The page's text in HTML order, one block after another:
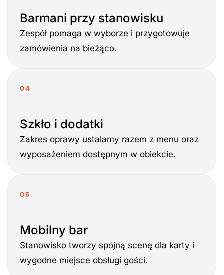
Barmani przy stanowisku
Zespół pomaga w wyborze i przygotowuje
zamówienia na bieżąco.
04
Szkło i dodatki
Zakres oprawy ustalamy razem z menu oraz
wyposażeniem dostępnym w obiekcie.
05
Mobilny bar
Stanowisko tworzy spójną scenę dla karty i
wygodne miejsce obsługi gości.